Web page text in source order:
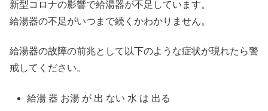
新型コロナの影響で給湯器が不足しています。
給湯器の不足がいつまで続くかわかりません。
給湯器の故障の前兆として以下のような症状が現れたら警
戒してください。
給湯 器 お湯 が 出 ない 水 は 出る